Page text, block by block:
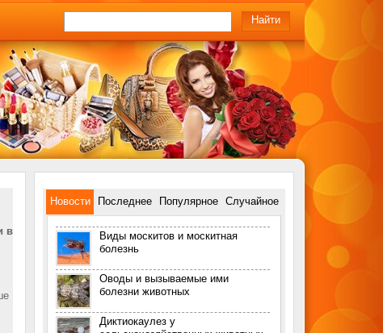
в
Новости Последнее Популярное Случайное
Виды москитов и москитная
болезнь
Оводы и вызываемые ими
болезни животных
Диктиокаулез у